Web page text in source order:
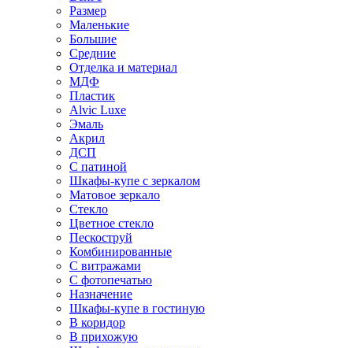
Размер
Маленькие
Большие
Средние
Отделка и материал
МДФ
Пластик
Alvic Luxe
Эмаль
Акрил
ДСП
С патиной
Шкафы-купе с зеркалом
Матовое зеркало
Стекло
Цветное стекло
Пескоструй
Комбинированные
С витражами
С фотопечатью
Назначение
Шкафы-купе в гостиную
В коридор
В прихожую